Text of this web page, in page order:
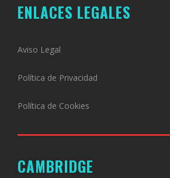
ENLACES LEGALES
Aviso Legal
Política de Privacidad
Política de Cookies
CAMBRIDGE